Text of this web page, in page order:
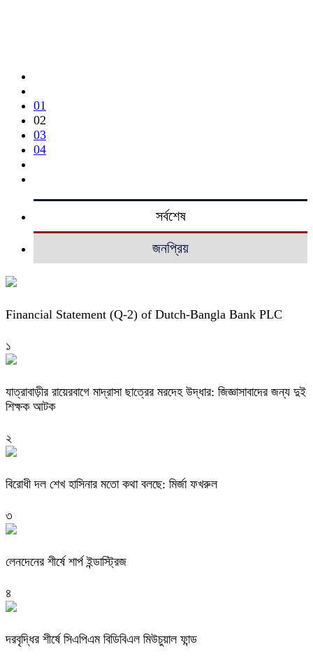
01
02
03
04
সর্বশেষ
জনপ্রিয়
Financial Statement (Q-2) of Dutch-Bangla Bank PLC
১
যাত্রাবাড়ীর রায়েরবাগে মাদ্রাসা ছাত্রের মরদেহ উদ্ধার: জিজ্ঞাসাবাদের জন্য দুই
শিক্ষক আটক
২
বিরোধী দল শেখ হাসিনার মতো কথা বলছে: মির্জা ফখরুল
৩
লেনদেনের শীর্ষে শার্প ইন্ডাস্ট্রিজ
৪
দরবৃদ্ধির শীর্ষে সিএপিএম বিডিবিএল মিউচুয়াল ফান্ড